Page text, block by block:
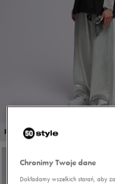
PROMO: DO -30%
Chronimy Twoje dane
Dokładamy wszelkich starań, aby